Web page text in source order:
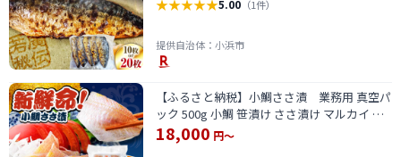
★★★★★5.00 （1件）
提供自治体：小浜市
【ふるさと納税】小鯛ささ漬 業務用 真空パ
ック 500g 小鯛 笹漬け ささ漬け マルカイ 福
井県 小浜市 / 小浜海産物 【配送不可地域：離
島】[BFAA084]
18,000 円～